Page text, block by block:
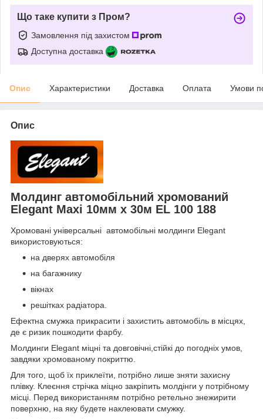
Що таке купити з Пром?
Замовлення під захистом
Доступна доставка
Опис Характеристики Доставка Оплата Умови
Опис
Молдинг автомобільний хромований
Elegant Maxi 10мм х 30м EL 100 188
Хромовані універсальні автомобільні молдинги Elegant
використовуються:
на дверях автомобіля
на багажнику
вікнах
решітках радіатора.
Ефектна смужка прикрасити і захистить автомобіль в місцях,
де є ризик пошкодити фарбу.
Молдинги Elegant міцні та довговічні,стійкі до погодніх умов,
завдяки хромованому покриттю.
Для того, щоб їх приклеїти, потрібно лише зняти захисну
плівку. Клеєння стрічка міцно закріпить молдінги у потрібному
місці. Перед використанням потрібно ретельно знежирити
поверхню, на яку будете наклеювати смужку.